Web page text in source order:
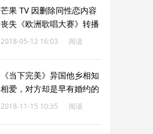
芒果 TV 因删除同性恋内容
丧失《欧洲歌唱大赛》转播
权
2018-05-12 16:03
阅读
《当下完美》异国他乡相知
相爱，对方却是早有婚约的
准爸爸！
2018-11-15 10:35
阅读